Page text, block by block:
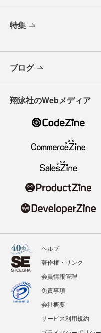
特集
ブログ
翔泳社のWebメディア
ヘルプ
著作権・リンク
会員情報管理
免責事項
会社概要
サービス利用規約